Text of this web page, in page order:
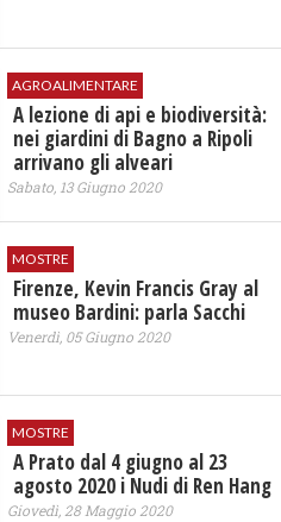
AGROALIMENTARE
A lezione di api e biodiversità:
nei giardini di Bagno a Ripoli
arrivano gli alveari
Sabato, 13 Giugno 2020
MOSTRE
Firenze, Kevin Francis Gray al
museo Bardini: parla Sacchi
Venerdì, 05 Giugno 2020
MOSTRE
A Prato dal 4 giugno al 23
agosto 2020 i Nudi di Ren Hang
Giovedì, 28 Maggio 2020